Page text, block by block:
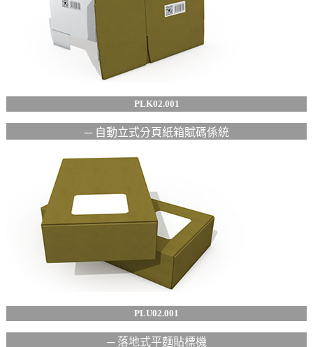
PLK02.001
─ 自動立式分頁紙箱賦碼係統
PLU02.001
─ 落地式平麵貼標機